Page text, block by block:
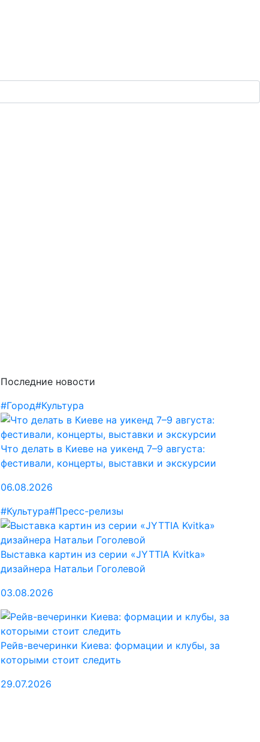
Последние новости
#Город#Культура
Что делать в Киеве на уикенд 7–9 августа:
фестивали, концерты, выставки и экскурсии
06.08.2026
#Культура#Пресс-релизы
Выставка картин из серии «JYTTIA Kvitka»
дизайнера Натальи Гоголевой
03.08.2026
Рейв-вечеринки Киева: формации и клубы, за
которыми стоит следить
29.07.2026